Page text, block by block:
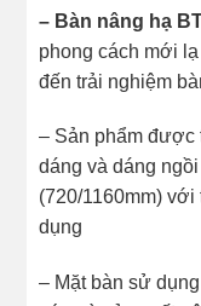
– Bàn nâng hạ
phong cách mới
đến trải nghiệm
– Sản phẩm được
dáng và dáng
(720/1160mm)
dụng
– Mặt bàn sử